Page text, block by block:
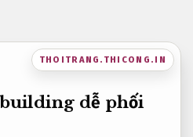
THOITRANG.THICONG.IN
dễ phối